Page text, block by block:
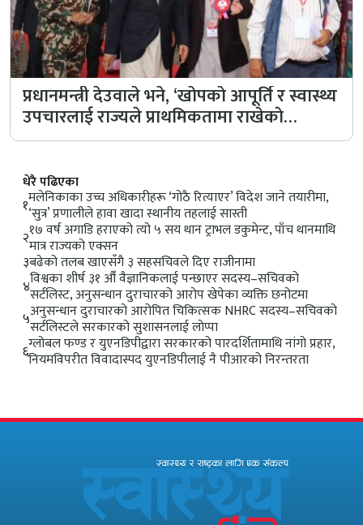
प्रधानमन्त्री देउवाले भने, ‘खाेपकाे आपूर्ति र स्वास्थ्य
उपचारलाई राज्यले प्राथमिकतामा राखेकाे…
धेरै पढिएका
१मलेनिकाका उच्च अधिकारीहरू ‘गोठै रित्याएर’ विदेश जाने तयारीमा,
‘सुत्र’ प्रणालीले हावा खादा स्थानीय तहलाई सास्ती
२१७ वर्ष अगाडि हराएको त्यो ५ सय थान ट्राभल डकुमेन्ट, पाँच थानमाथि
मात्र राज्यको एक्सन
३बढेको तलब खाएसँगै ३ सहसचिवले दिए राजीनामा
४विश्वका शीर्ष ३१ औँ वैज्ञानिकलाई पन्छाएर सदस्य–सचिवको
सर्टलिस्ट, अनुसन्धान दुराचारको आरोप खेपेका व्यक्ति छनोटमा
५अनुसन्धान दुराचारको आरोपित चिकित्सक NHRC सदस्य–सचिवको
सर्टलिस्टले सरकारको सुशासनलाई लाेप्पा
६ग्लोबल फण्ड र युएनडिपीद्वारा सरकारको पारदर्शितामाथि नांगो प्रहार,
नियमविपरीत विवादास्पद युएनडिपीलाई नै पीआरको निरन्तरता